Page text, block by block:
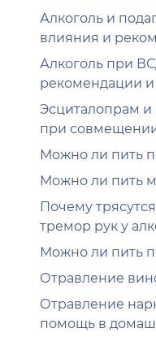
Алкоголь и
влияния и
Алкоголь при
рекомендации
Эсциталопрам и
при
Можно ли пить
Можно ли пить
Почему
тремор рук у
Можно ли пить
Отравление
Отравление
помощь в